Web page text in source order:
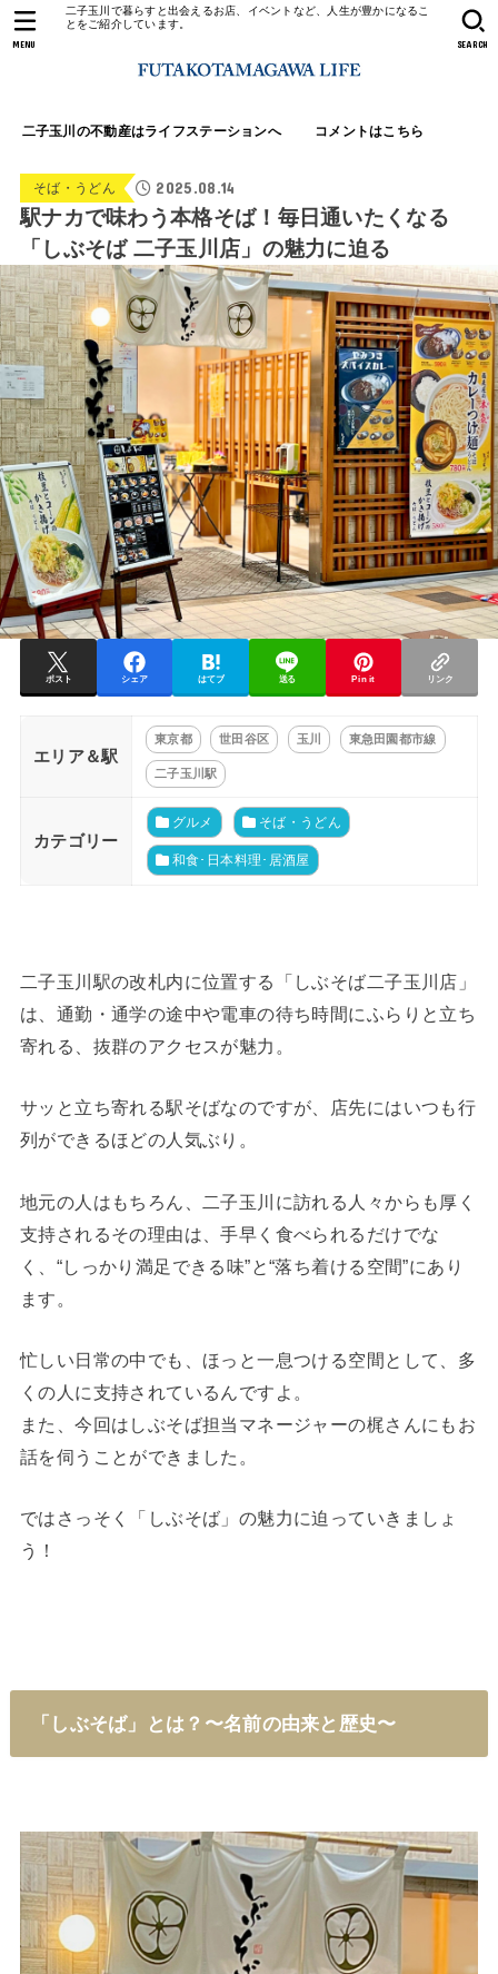
二子玉川で暮らすと出会えるお店、イベントなど、人生が豊かになるこ
とをご紹介しています。
二子玉川の不動産はライフステーションへ コメントはこちら
SEARCH
MENU
そば・うどん 2025.08.14
駅ナカで味わう本格そば！毎日通いたくなる
「しぶそば 二子玉川店」の魅力に迫る
ポスト シェア はてブ 送る Pin it リンク
エリア＆駅
東京都 世田谷区 玉川 東急田園都市線
二子玉川駅
カテゴリー
グルメ そば・うどん
和食･日本料理･居酒屋
二子玉川駅の改札内に位置する「しぶそば二子玉川店」
は、通勤・通学の途中や電車の待ち時間にふらりと立ち
寄れる、抜群のアクセスが魅力。
サッと立ち寄れる駅そばなのですが、店先にはいつも行
列ができるほどの人気ぶり。
地元の人はもちろん、二子玉川に訪れる人々からも厚く
支持されるその理由は、手早く食べられるだけでな
く、“しっかり満足できる味”と“落ち着ける空間”にあり
ます。
忙しい日常の中でも、ほっと一息つける空間として、多
くの人に支持されているんですよ。
また、今回はしぶそば担当マネージャーの梶さんにもお
話を伺うことができました。
ではさっそく「しぶそば」の魅力に迫っていきましょ
う！
「しぶそば」とは？〜名前の由来と歴史〜